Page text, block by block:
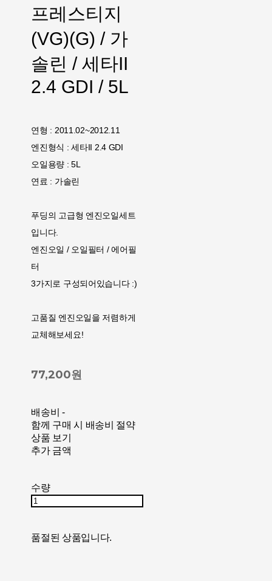
프레스티지
(VG)(G) / 가
솔린 / 세타II
2.4 GDI / 5L
연형 : 2011.02~2012.11
엔진형식 : 세타II 2.4 GDI
오일용량 : 5L
연료 : 가솔린
푸딩의 고급형 엔진오일세트
입니다.
엔진오일 / 오일필터 / 에어필
터
3가지로 구성되어있습니다 :)
고품질 엔진오일을 저렴하게
교체해보세요!
77,200원
배송비 -
함께 구매 시 배송비 절약
상품 보기
추가 금액
수량
품절된 상품입니다.